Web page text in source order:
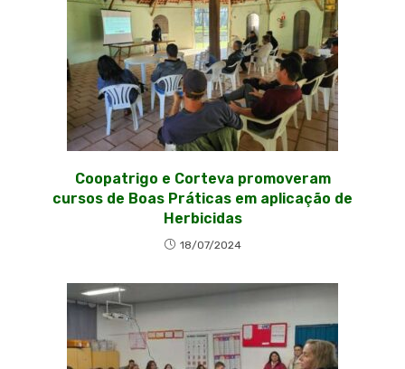
Coopatrigo e Corteva promoveram
cursos de Boas Práticas em aplicação de
Herbicidas
18/07/2024